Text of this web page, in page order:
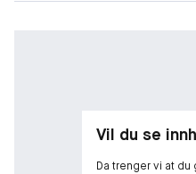
Vil du se
Da trenger vi at